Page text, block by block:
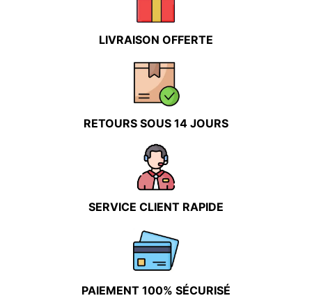
LIVRAISON OFFERTE
RETOURS SOUS 14 JOURS
SERVICE CLIENT RAPIDE
PAIEMENT 100% SÉCURISÉ